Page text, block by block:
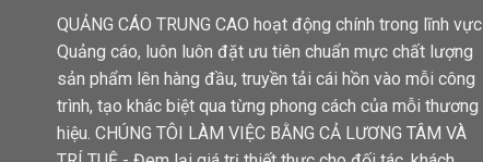
QUẢNG CÁO TRUNG CAO hoạt động chính trong lĩnh vực
Quảng cáo, luôn luôn đặt ưu tiên chuẩn mực chất lượng
sản phẩm lên hàng đầu, truyền tải cái hồn vào mỗi công
trình, tạo khác biệt qua từng phong cách của mỗi thương
hiệu. CHÚNG TÔI LÀM VIỆC BẰNG CẢ LƯƠNG TÂM VÀ